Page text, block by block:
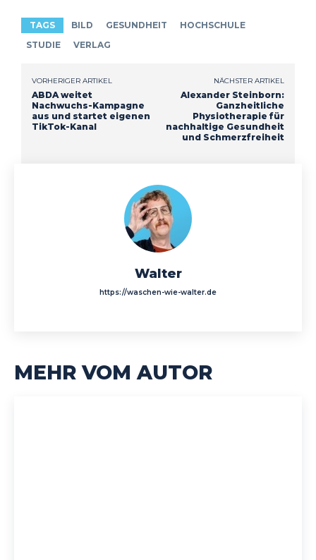
TAGS BILD GESUNDHEIT
HOCHSCHULE
STUDIE
VERLAG
VORHERIGER ARTIKEL
ABDA weitet
Nachwuchs-Kampagne
aus und startet eigenen
TikTok-Kanal
NÄCHSTER ARTIKEL
Alexander Steinborn:
Ganzheitliche
Physiotherapie für
nachhaltige Gesundheit
und Schmerzfreiheit
Walter
https://waschen-wie-walter.de
MEHR VOM AUTOR